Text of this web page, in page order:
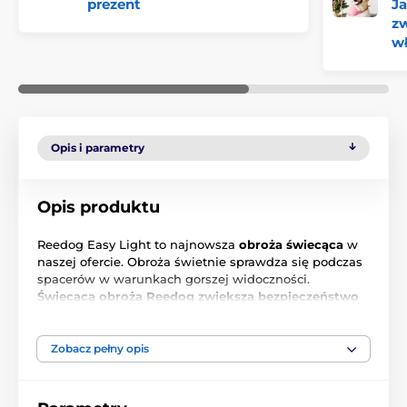
prezent
Opis i parametry
Opis produktu
Reedog Easy Light to najnowsza obroża świecąca w
naszej ofercie. Obroża świetnie sprawdza się podczas
spacerów w warunkach gorszej widoczności.
Świecąca obroża Reedog zwiększa bezpieczeństwo
Obrożę można stosować także podczas opadów
deszczu.Ładowanie poprzez kabel USB. Obrożę
Zobacz pełny opis